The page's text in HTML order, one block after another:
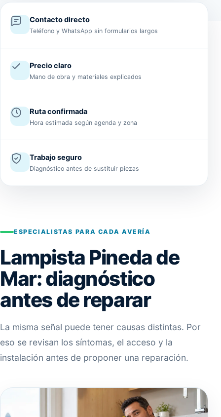
Contacto directo
Teléfono y WhatsApp sin formularios largos
Precio claro
Mano de obra y materiales explicados
Ruta confirmada
Hora estimada según agenda y zona
Trabajo seguro
Diagnóstico antes de sustituir piezas
ESPECIALISTAS PARA CADA AVERÍA
Lampista Pineda de
Mar: diagnóstico
antes de reparar
La misma señal puede tener causas distintas. Por
eso se revisan los síntomas, el acceso y la
instalación antes de proponer una reparación.